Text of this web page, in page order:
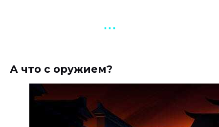
▪︎ ▪︎ ▪︎
А что с оружием?